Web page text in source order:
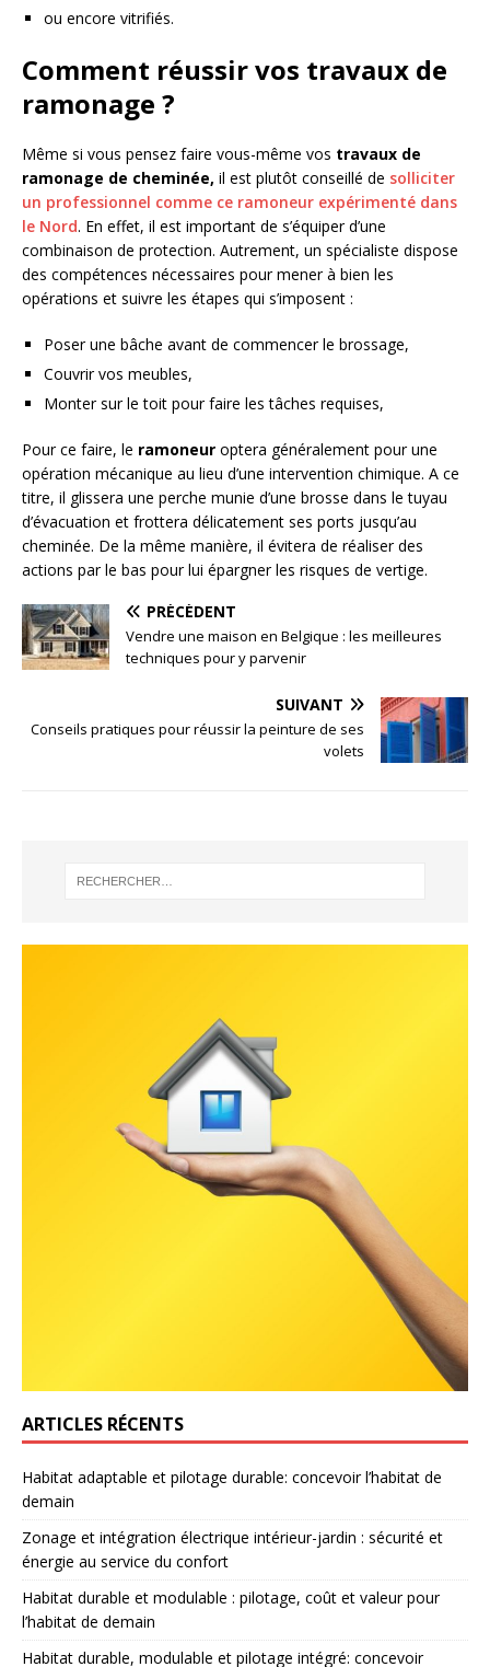
ou encore vitrifiés.
Comment réussir vos travaux de
ramonage ?
Même si vous pensez faire vous-même vos travaux de
ramonage de cheminée, il est plutôt conseillé de solliciter
un professionnel comme ce ramoneur expérimenté dans
le Nord. En effet, il est important de s’équiper d’une
combinaison de protection. Autrement, un spécialiste dispose
des compétences nécessaires pour mener à bien les
opérations et suivre les étapes qui s’imposent :
Poser une bâche avant de commencer le brossage,
Couvrir vos meubles,
Monter sur le toit pour faire les tâches requises,
Pour ce faire, le ramoneur optera généralement pour une
opération mécanique au lieu d’une intervention chimique. A ce
titre, il glissera une perche munie d’une brosse dans le tuyau
d’évacuation et frottera délicatement ses ports jusqu’au
cheminée. De la même manière, il évitera de réaliser des
actions par le bas pour lui épargner les risques de vertige.
PRÉCÉDENT
Vendre une maison en Belgique : les meilleures
techniques pour y parvenir
SUIVANT
Conseils pratiques pour réussir la peinture de ses
volets
ARTICLES RÉCENTS
Habitat adaptable et pilotage durable: concevoir l’habitat de
demain
Zonage et intégration électrique intérieur-jardin : sécurité et
énergie au service du confort
Habitat durable et modulable : pilotage, coût et valeur pour
l’habitat de demain
Habitat durable, modulable et pilotage intégré: concevoir